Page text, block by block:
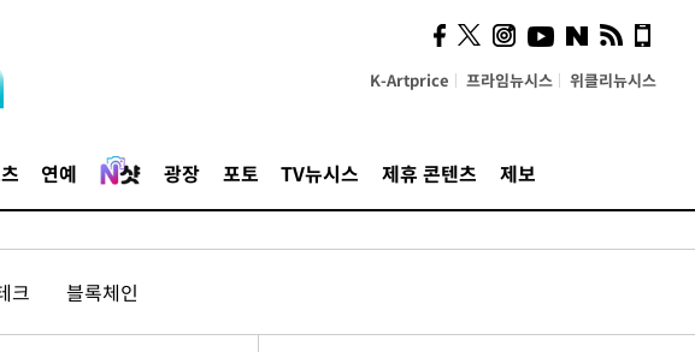
K-Artprice 프라임뉴시스 위클리뉴시스
연예 광장 포토 TV뉴시스 제휴 콘텐츠 제보
크 블록체인
시, 스마트폰 액세서리에
NFC 더했다